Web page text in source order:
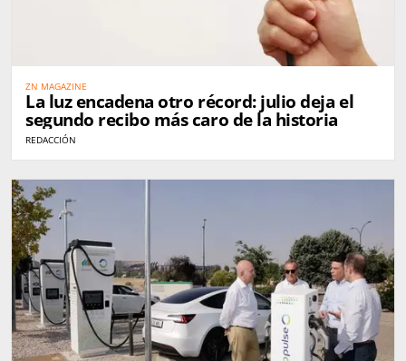
ZN MAGAZINE
La luz encadena otro récord: julio deja el
segundo recibo más caro de la historia
REDACCIÓN